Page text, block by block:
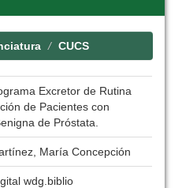
CUCS
Excretor de Rutina
de Pacientes con
de Próstata.
María Concepción
wdg.biblio